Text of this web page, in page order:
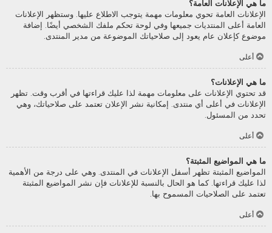
ما هي الإعلانات العامة؟
الإعلانات العامة تحوي معلومات مهمة يتوجب الاطلاع عليها. وستظهر الإعلانات
العامة أعلى المنتديات جميعها وفي لوحة تحكم ملفك الشخصي أيضًا. إضافة
موضوع كإعلان عام يعود إلى صلاحياتك الموضوعة من مدير المنتدى.
أعلى
ما هي الإعلانات؟
قد تحتوي الإعلانات على معلومات مهمة لذا عليك قراءتها في أقرب وقت. تظهر
الإعلانات في أعلى أي منتدى. إمكانية نشر الإعلان تعتمد على صلاحياتك، وهي
تحدد من المسئول.
أعلى
ما هي المواضيع المثبتة؟
المواضيع المثبتة تظهر أسفل الإعلانات في المنتدى. وهي على درجة من الأهمية
لذا عليك قراءتها. كما هو الحال بالنسبة للإعلانات فإن نشر المواضيع المثبتة
تعتمد على الصلاحيات المسموح بها.
أعلى